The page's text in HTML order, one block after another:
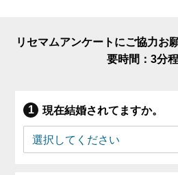
リセマムアンケートにご協力お
要時間：3分程
現在結婚されてますか。